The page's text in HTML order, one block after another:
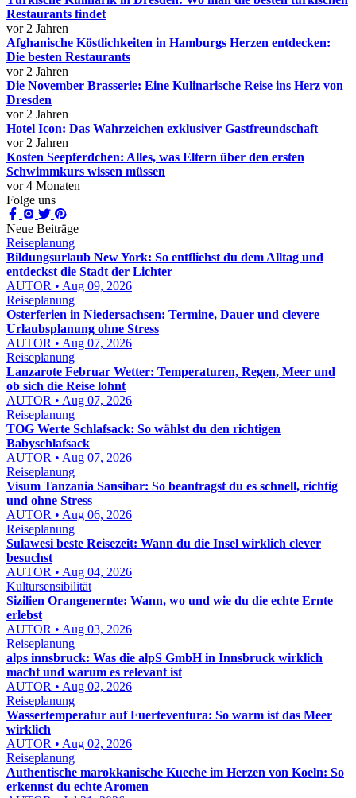
Restaurants findet
vor 2 Jahren
Afghanische Köstlichkeiten in Hamburgs Herzen entdecken:
Die besten Restaurants
vor 2 Jahren
Die November Brasserie: Eine Kulinarische Reise ins Herz von
Dresden
vor 2 Jahren
Hotel Icon: Das Wahrzeichen exklusiver Gastfreundschaft
vor 2 Jahren
Kosten Seepferdchen: Alles, was Eltern über den ersten
Schwimmkurs wissen müssen
vor 4 Monaten
Folge uns
Neue Beiträge
Reiseplanung
Bildungsurlaub New York: So entfliehst du dem Alltag und
entdeckst die Stadt der Lichter
AUTOR • Aug 09, 2026
Reiseplanung
Osterferien in Niedersachsen: Termine, Dauer und clevere
Urlaubsplanung ohne Stress
AUTOR • Aug 07, 2026
Reiseplanung
Lanzarote Februar Wetter: Temperaturen, Regen, Meer und
ob sich die Reise lohnt
AUTOR • Aug 07, 2026
Reiseplanung
TOG Werte Schlafsack: So wählst du den richtigen
Babyschlafsack
AUTOR • Aug 07, 2026
Reiseplanung
Visum Tanzania Sansibar: So beantragst du es schnell, richtig
und ohne Stress
AUTOR • Aug 06, 2026
Reiseplanung
Sulawesi beste Reisezeit: Wann du die Insel wirklich clever
besuchst
AUTOR • Aug 04, 2026
Kultursensibilität
Sizilien Orangenernte: Wann, wo und wie du die echte Ernte
erlebst
AUTOR • Aug 03, 2026
Reiseplanung
alps innsbruck: Was die alpS GmbH in Innsbruck wirklich
macht und warum es relevant ist
AUTOR • Aug 02, 2026
Reiseplanung
Wassertemperatur auf Fuerteventura: So warm ist das Meer
wirklich
AUTOR • Aug 02, 2026
Reiseplanung
Authentische marokkanische Kueche im Herzen von Koeln: So
erkennst du echte Aromen